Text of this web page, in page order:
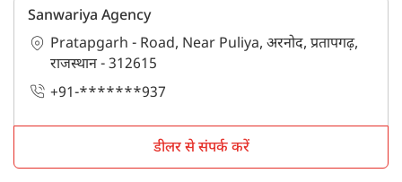
Sanwariya Agency
Pratapgarh - Road, Near Puliya, अरनोद, प्रतापगढ़,
राजस्थान - 312615
+91-*******937
डीलर से संपर्क करें